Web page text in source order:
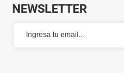
NEWSLETTER